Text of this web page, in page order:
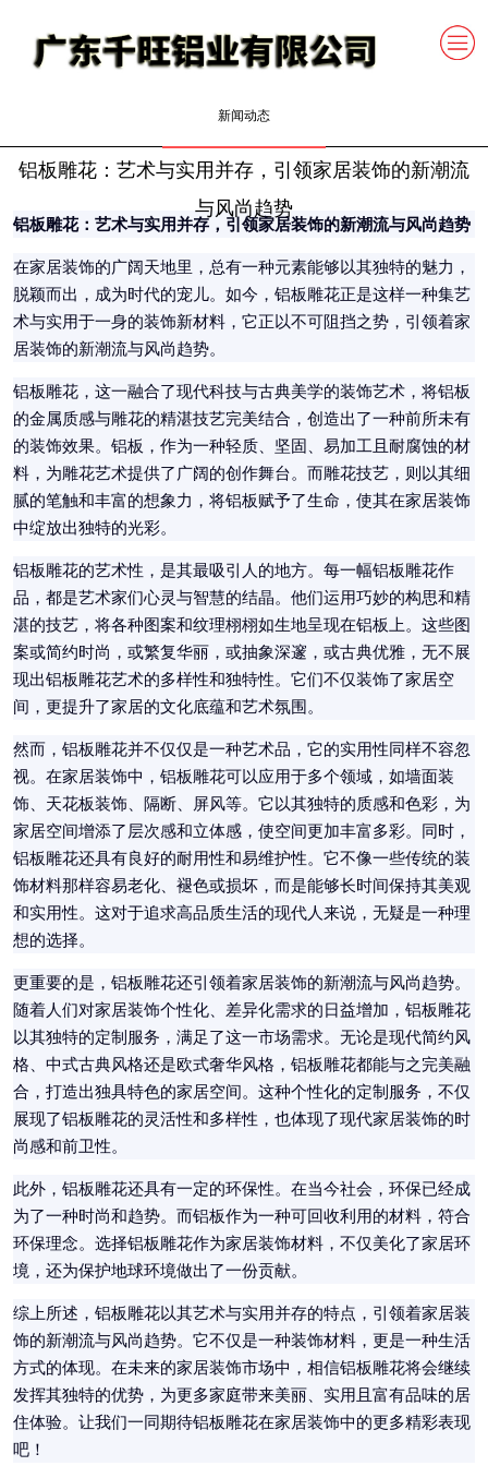
新闻动态
铝板雕花：艺术与实用并存，引领家居装饰的新潮流
与风尚趋势
铝板雕花：艺术与实用并存，引领家居装饰的新潮流与风尚趋势
在家居装饰的广阔天地里，总有一种元素能够以其独特的魅力，
脱颖而出，成为时代的宠儿。如今，铝板雕花正是这样一种集艺
术与实用于一身的装饰新材料，它正以不可阻挡之势，引领着家
居装饰的新潮流与风尚趋势。
铝板雕花，这一融合了现代科技与古典美学的装饰艺术，将铝板
的金属质感与雕花的精湛技艺完美结合，创造出了一种前所未有
的装饰效果。铝板，作为一种轻质、坚固、易加工且耐腐蚀的材
料，为雕花艺术提供了广阔的创作舞台。而雕花技艺，则以其细
腻的笔触和丰富的想象力，将铝板赋予了生命，使其在家居装饰
中绽放出独特的光彩。
铝板雕花的艺术性，是其最吸引人的地方。每一幅铝板雕花作
品，都是艺术家们心灵与智慧的结晶。他们运用巧妙的构思和精
湛的技艺，将各种图案和纹理栩栩如生地呈现在铝板上。这些图
案或简约时尚，或繁复华丽，或抽象深邃，或古典优雅，无不展
现出铝板雕花艺术的多样性和独特性。它们不仅装饰了家居空
间，更提升了家居的文化底蕴和艺术氛围。
然而，铝板雕花并不仅仅是一种艺术品，它的实用性同样不容忽
视。在家居装饰中，铝板雕花可以应用于多个领域，如墙面装
饰、天花板装饰、隔断、屏风等。它以其独特的质感和色彩，为
家居空间增添了层次感和立体感，使空间更加丰富多彩。同时，
铝板雕花还具有良好的耐用性和易维护性。它不像一些传统的装
饰材料那样容易老化、褪色或损坏，而是能够长时间保持其美观
和实用性。这对于追求高品质生活的现代人来说，无疑是一种理
想的选择。
更重要的是，铝板雕花还引领着家居装饰的新潮流与风尚趋势。
随着人们对家居装饰个性化、差异化需求的日益增加，铝板雕花
以其独特的定制服务，满足了这一市场需求。无论是现代简约风
格、中式古典风格还是欧式奢华风格，铝板雕花都能与之完美融
合，打造出独具特色的家居空间。这种个性化的定制服务，不仅
展现了铝板雕花的灵活性和多样性，也体现了现代家居装饰的时
尚感和前卫性。
此外，铝板雕花还具有一定的环保性。在当今社会，环保已经成
为了一种时尚和趋势。而铝板作为一种可回收利用的材料，符合
环保理念。选择铝板雕花作为家居装饰材料，不仅美化了家居环
境，还为保护地球环境做出了一份贡献。
综上所述，铝板雕花以其艺术与实用并存的特点，引领着家居装
饰的新潮流与风尚趋势。它不仅是一种装饰材料，更是一种生活
方式的体现。在未来的家居装饰市场中，相信铝板雕花将会继续
发挥其独特的优势，为更多家庭带来美丽、实用且富有品味的居
住体验。让我们一同期待铝板雕花在家居装饰中的更多精彩表现
吧！